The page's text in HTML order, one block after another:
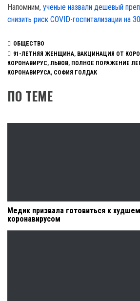
Напомним, ученые назвали дешевый
снизить риск COVID-госпитализации на
ОБЩЕСТВО
91-ЛЕТНЯЯ ЖЕНЩИНА, ВАКЦИНАЦИЯ ОТ
КОРОНАВИРУС, ЛЬВОВ, ПОЛНОЕ ПОРАЖЕНИЕ
КОРОНАВИРУСА, СОФИЯ ГОЛДАК
ПО ТЕМЕ
Медик призвала готовиться к
коронавирусом